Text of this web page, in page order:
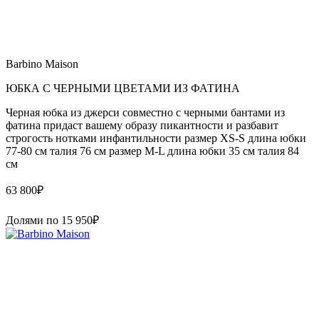
Barbino Maison
ЮБКА С ЧЕРНЫМИ ЦВЕТАМИ ИЗ ФАТИНА
Черная юбка из джерси совместно с черными бантами из
фатина придаст вашему образу пикантности и разбавит
строгость нотками инфантильности размер XS-S длина юбки
77-80 см талия 76 см размер M-L длина юбки 35 см талия 84
см
63 800₽
Долями по 15 950₽